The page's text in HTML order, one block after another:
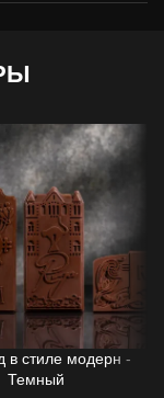
ШОКОЛАДА
в стиле модерн -
Темный